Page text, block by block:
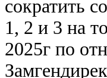
сократить
1, 2 и 3 на
2025г по